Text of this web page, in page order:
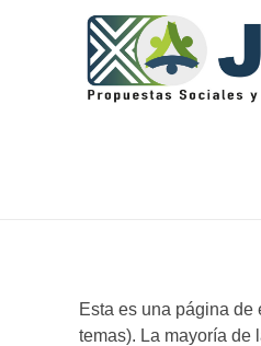
Esta es una página
temas). La mayoría de